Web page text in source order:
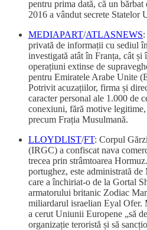
pentru prima dată, că un
2016 a vândut secrete Statelor
MEDIAPART/ATLASNEWS
privată de informații cu sediul
investigată atât în Franța, cât
operațiuni extinse de
pentru Emiratele Arabe Unite
Potrivit acuzațiilor, firma și
caracter personal ale 1.000 de
conexiuni, fără motive
precum Frația Musulmană.
LLOYDLIST/FT: Corpul
(IRGC) a confiscat nava
trecea prin strâmtoarea
portughez, este administrată
care a închiriat-o de la Gortal
armatorului britanic Zodiac
miliardarul israelian Eyal Ofer.
a cerut Uniunii Europene „să
organizație teroristă și să